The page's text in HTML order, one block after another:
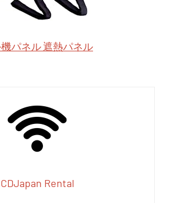
パネル 遮熱パネル
CDJapan Rental